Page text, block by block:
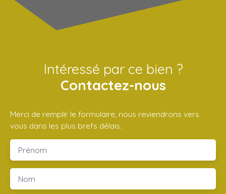
Intéressé par ce bien ?
Contactez-nous
Merci de remplir le formulaire, nous reviendrons vers
vous dans les plus brefs délais.
Prénom
Nom